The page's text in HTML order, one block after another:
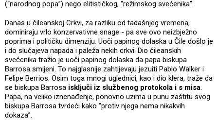
(“narodnog popa”) nego elitističkog, “režimskog svećenika”.
Danas u čileanskoj Crkvi, za razliku od tadašnjeg vremena,
dominiraju vrlo konzervativne snage - pa sve ovo neizbježno
poprima i političku dimenziju. Uoči papinog dolaska u Čile došlo je
i do slučajeva napada i paleža nekih crkvi. Dio čileanskih
svećenika tražio je uoči papinog dolaska da papa biskupa
Barrosa smijeni. To najglasnije zahtijevaju jezuiti Pablo Walker i
Felipe Berrios. Osim toga mnogi uglednici, kao i dio klera, traže da
se biskupa Barrosa isključi iz službenog protokola i s misa.
Papa, na veliko iznenađenje, ponovno uzima u punu zaštitu svog
biskupa Barrosa tvrdeći kako “protiv njega nema nikakvih
dokaza”.